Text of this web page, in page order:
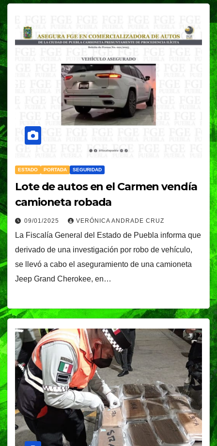
ESTADO PORTADA SEGURIDAD
Lote de autos en el Carmen vendía
camioneta robada
09/01/2025 VERÓNICA ANDRADE CRUZ
La Fiscalía General del Estado de Puebla informa que
derivado de una investigación por robo de vehículo,
se llevó a cabo el aseguramiento de una camioneta
Jeep Grand Cherokee, en…